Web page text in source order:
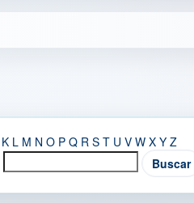
K L M N O P Q R S T U V W X Y Z